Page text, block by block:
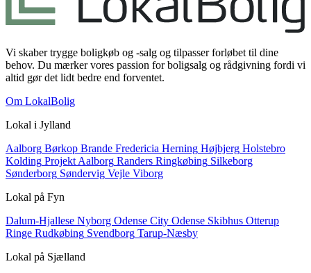
Vi skaber trygge boligkøb og -salg og tilpasser forløbet til dine
behov. Du mærker vores passion for boligsalg og rådgivning fordi vi
altid gør det lidt bedre end forventet.
Om LokalBolig
Lokal i Jylland
Aalborg Børkop Brande Fredericia Herning Højbjerg Holstebro
Kolding Projekt Aalborg Randers Ringkøbing Silkeborg
Sønderborg Søndervig Vejle Viborg
Lokal på Fyn
Dalum-Hjallese Nyborg Odense City Odense Skibhus Otterup
Ringe Rudkøbing Svendborg Tarup-Næsby
Lokal på Sjælland